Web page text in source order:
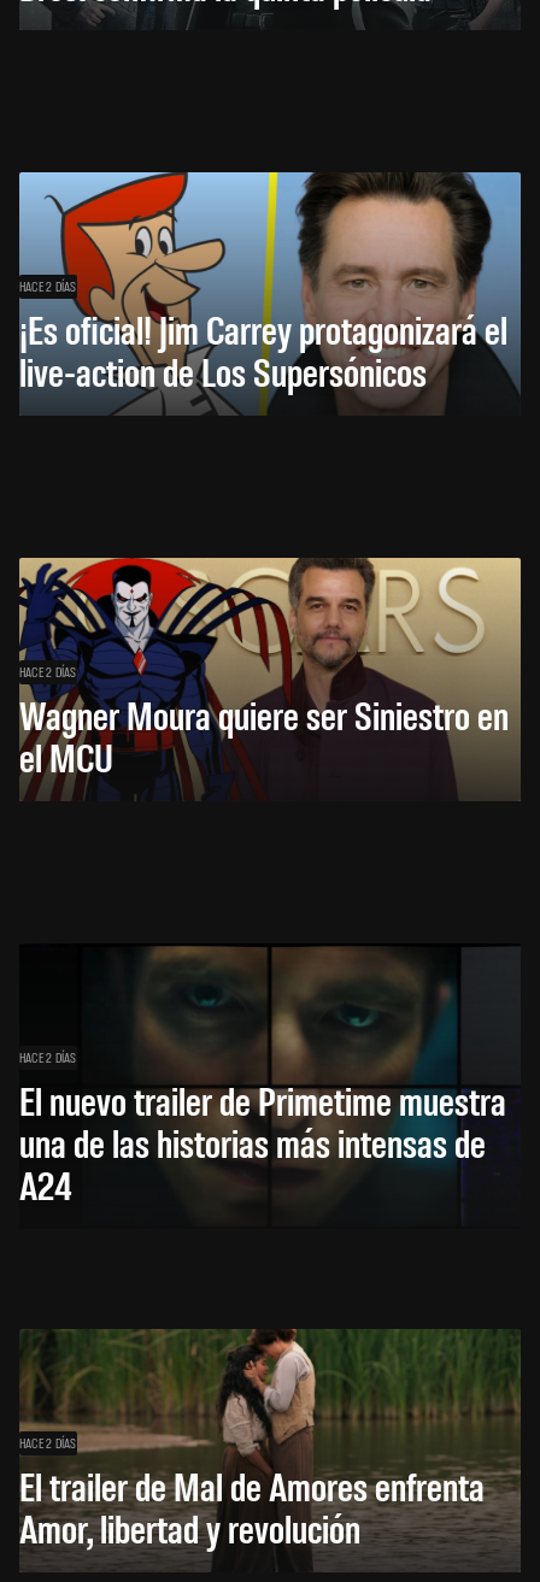
HACE 2 DÍAS
¡Es oficial! Jim Carrey protagonizará el
live-action de Los Supersónicos
HACE 2 DÍAS
Wagner Moura quiere ser Siniestro en
el MCU
HACE 2 DÍAS
El nuevo trailer de Primetime muestra
una de las historias más intensas de
A24
HACE 2 DÍAS
El trailer de Mal de Amores enfrenta
Amor, libertad y revolución